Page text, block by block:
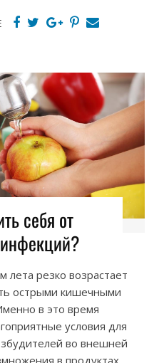
себя от
лета резко возрастает
острыми кишечными
в это время
условия для
во внешней
в продуктах